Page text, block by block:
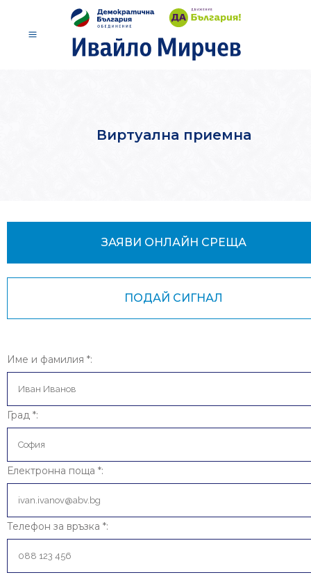
Виртуална приемна
ЗАЯВИ ОНЛАЙН СРЕЩА
ПОДАЙ СИГНАЛ
Име и фамилия *:
Град *:
Електронна поща *:
Телефон за връзка *: